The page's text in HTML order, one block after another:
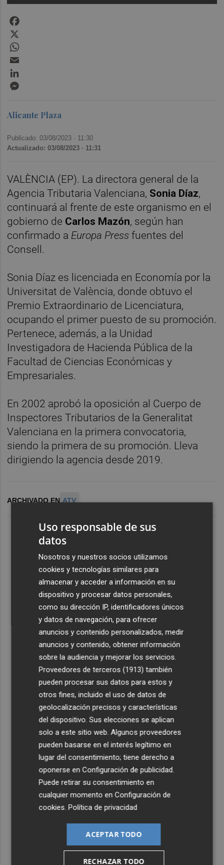
Alicante Plaza
Publicado: 03/08/2023 · 11:30
Actualizado: 03/08/2023 · 11:31
VALÈNCIA (EP). La directora general de la
Agencia Tributaria Valenciana, Sonia Díaz,
continuará al frente de este organismo en el
gobierno de Carlos Mazón, según han
confirmado a Europa Pressfuentes del
Consell.
Sonia Díaz es licenciada en Economía por la
Universitat de València, donde obtuvo el
Premio Extraordinario de Licenciatura,
ocupando el primer puesto de su promoción.
Pertenece, además, a la Unidad
Investigadora de Hacienda Pública de la
Facultad de Ciencias Económicas y
Empresariales.
En 2002 aprobó la oposición al Cuerpo de
Inspectores Tributarios de la Generalitat
Valenciana en la primera convocatoria,
siendo la primera de su promoción. Lleva
dirigiendo la agencia desde 2019.
ARCHIVADO EN ATV
Uso responsable de sus
datos
Nosotros y nuestros socios utilizamos
cookies y tecnologías similares para
almacenar y acceder a información en su
dispositivo y procesar datos personales,
como su dirección IP, identificadores únicos
y datos de navegación, para ofrecer
anuncios y contenido personalizados, medir
anuncios y contenido, obtener información
sobre la audiencia y mejorar los servicios.
Proveedores de terceros (1913) también
pueden procesar sus datos para estos y
otros fines, incluido el uso de datos de
geolocalización precisos y características
del dispositivo. Sus elecciones se aplican
solo a este sitio web. Algunos proveedores
pueden basarse en el interés legítimo en
lugar del consentimiento; tiene derecho a
oponerse enConfiguración de publicidad
Puede retirar su consentimiento en
cualquier momento enConfiguración de
cookies .Política de privacidad
ACEPTAR TODO
RECHAZAR TODO